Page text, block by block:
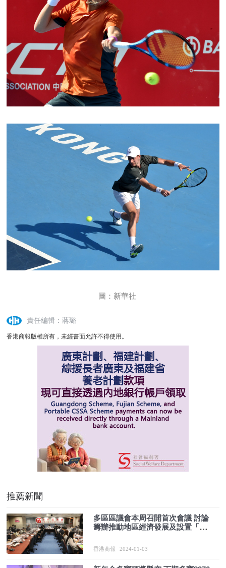
圖：新華社
責任編輯：蔣璐
香港商報版權所有，未經書面允許不得使用。
推薦新聞
多區區議會本周召開首次會議 討論
籌辦推動地區經濟發展及設置「打
香港商報 2024-01-03